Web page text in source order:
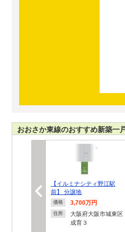
おおさか東線のおすすめ新築一
【イルミナシティ野江駅
前】 分譲地
価格 3,700万円
住所
大阪府大阪市城東区
成育３